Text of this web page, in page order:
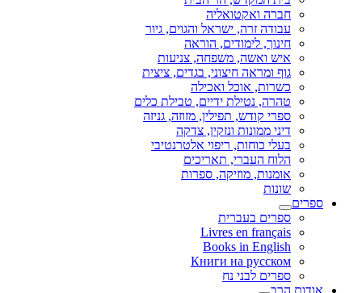
חברה ואקטואליה
עבודה זרה, ישראל והגוים, גיור
חינוך, לימודים, הוראה
איש ואשה, משפחה, צניעות
גוף ומראה חיצוני, בגדים, ציצית
כשרות, אוכל ואכילה
טהרה, נטילת ידיים, טבילת כלים
ספרי קודש, תפילין, מזוזה, גניזה
דיני ממונות ונזקין, צדקה
בעלי כוחות, ריפוי אלטרנטיבי
הלוח העברי, תאריכים
אומנות, מוזיקה, ספרות
שונות
ספרים
ספרים בעברית
Livres en français
Books in English
Книги на русском
ספרים לבני נח
אודות הרב